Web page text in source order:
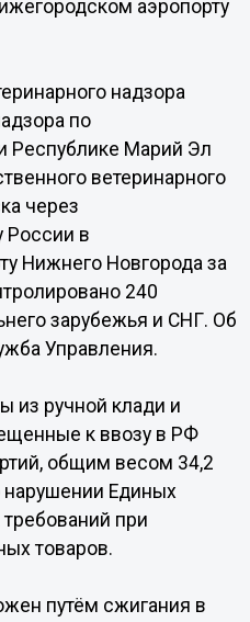
аэропорту
надзора
по
Республике Марий Эл
ветеринарного
через
России в
Нижнего Новгорода за
240
зарубежья и СНГ. Об
Управления.
из ручной клади и
к ввозу в РФ
общим весом 34,2
нарушении Единых
при
товаров.
путём сжигания в